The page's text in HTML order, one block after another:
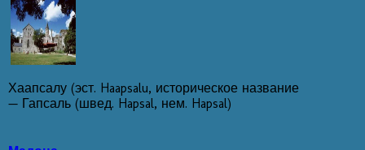
Хаапсалу (эст. Haapsalu, историческое название
— Гапсаль (швед. Hapsal, нем. Hapsal)